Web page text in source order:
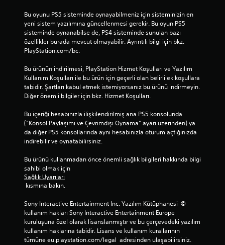
Bu oyunu PS5 sisteminde oynayabilmeniz için sisteminizin en
yeni sistem yazılımına güncellenmesi gerekir. Bu oyun PS5
sisteminde oynanabilse de, PS4 sisteminde sunulan bazı
özellikler burada mevcut olmayabilir. Ayrıntılı bilgi için bkz.
PlayStation.com/bc.
Bu ürünün indirilmesi, PlayStation Hizmet Koşulları ve Yazılım
Kullanım Koşulları ile bu ürün için geçerli olan belirli ek koşullara
tabidir. Şartları kabul etmek istemiyorsanız bu ürünü indirmeyin.
Diğer önemli bilgiler için bkz. Hizmet Koşulları.
Bu içeriği hesabınızla ilişkilendirilmiş ana PS5 konsolunda
(“Konsol Paylaşımı ve Çevrimdışı Oynama” ayarı üzerinden) ya
da diğer PS5 konsollarında aynı hesabınızla oturum açtığınızda
indirebilir ve oynatabilirsiniz.
Bu ürünü kullanmadan önce önemli sağlık bilgileri hakkında bilgi
sahibi olmak için
Sağlık Uyarıları
kısmına bakın.
Sony Interactive Entertainment Inc. Yazılım Kütüphanesi  ©
kullanım hakları Sony Interactive Entertainment Europe
kuruluşuna özel olarak lisanslanmıştır ve bu çerçevedeki yazılım
kullanım haklarına tabidir. Lisans ve kullanım kurallarının
tümüne eu.playstation.com/legal  adresinden ulaşabilirsiniz.